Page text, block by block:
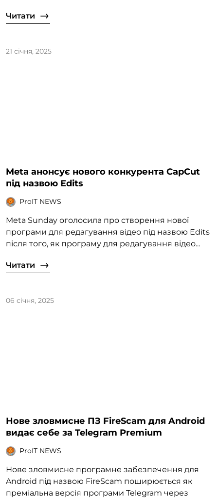
Читати
21 січня, 2025
Meta анонсує нового конкурента CapCut
під назвою Edits
ProIT NEWS
Meta Sunday оголосила про створення нової
програми для редагування відео під назвою Edits
після того, як програму для редагування відео...
Читати
06 січня, 2025
Нове зловмисне ПЗ FireScam для Android
видає себе за Telegram Premium
ProIT NEWS
Нове зловмисне програмне забезпечення для
Android під назвою FireScam поширюється як
преміальна версія програми Telegram через